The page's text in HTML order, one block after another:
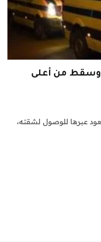
وسقط من أعلى
عبرها للوصول لشقته،